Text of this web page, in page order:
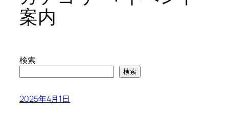
案内
検索
検索
2025年4月1日